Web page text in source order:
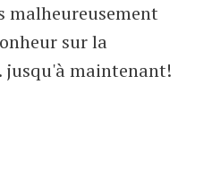
malheureusement
sur la
jusqu'à maintenant!